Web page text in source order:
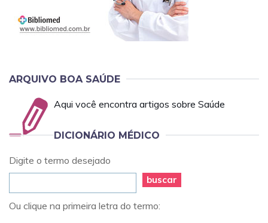
ARQUIVO BOA SAÚDE
Aqui você encontra artigos sobre Saúde
DICIONÁRIO MÉDICO
Digite o termo desejado
buscar
Ou clique na primeira letra do termo: